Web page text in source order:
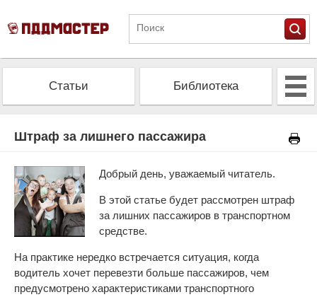
Статьи Библиотека
Альманах
Проверить штрафы Калькулятор ОСАГО
Штраф за лишнего пассажира
Добрый день, уважаемый читатель.
В этой статье будет рассмотрен штраф
за лишних пассажиров в транспортном
средстве.
На практике нередко встречается ситуация, когда
водитель хочет перевезти больше пассажиров, чем
предусмотрено характеристиками транспортного